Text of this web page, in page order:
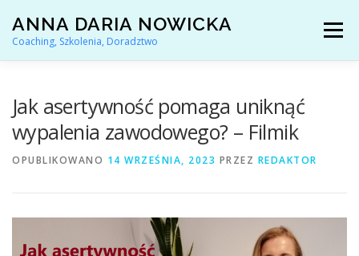
treści
ANNA DARIA NOWICKA
Coaching, Szkolenia, Doradztwo
Menu
Jak asertywność pomaga uniknąć
wypalenia zawodowego? – Filmik
OPUBLIKOWANO 14 WRZEŚNIA, 2023 PRZEZ REDAKTOR